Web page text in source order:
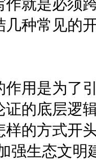
作就是必须
几种常见的
是为了引
证的底层逻
样的方式开
强生态文